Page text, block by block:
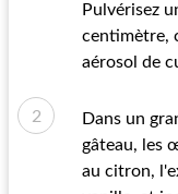
Pulvérisez
centimètre,
aérosol de
Dans un
gâteau, les
au citron,